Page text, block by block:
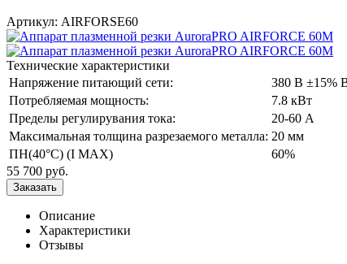
Артикул: AIRFORSE60
Технические характеристики
Напряжение питающий сети:
380 В ±15%
Потребляемая мощность:
7.8 кВт
Пределы регулирувания тока:
20-60 А
Максимальная толщина разрезаемого металла: 20 мм
ПН(40°C) (I MAX)
60%
55 700 руб.
Описание
Характеристики
Отзывы